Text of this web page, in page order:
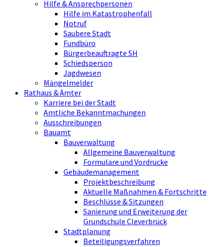
Hilfe & Ansprechpersonen
Hilfe im Katastrophenfall
Notruf
Saubere Stadt
Fundbüro
Bürgerbeauftragte SH
Schiedsperson
Jagdwesen
Mängelmelder
Rathaus & Ämter
Karriere bei der Stadt
Amtliche Bekanntmachungen
Ausschreibungen
Bauamt
Bauverwaltung
Allgemeine Bauverwaltung
Formulare und Vordrucke
Gebäudemanagement
Projektbeschreibung
Aktuelle Maßnahmen & Fortschritte
Beschlüsse & Sitzungen
Sanierung und Erweiterung der
Grundschule Cleverbrück
Stadtplanung
Beteiligungsverfahren